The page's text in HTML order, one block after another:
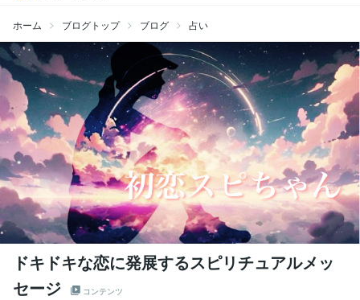
ホーム ブログトップ ブログ 占い
ドキドキな恋に発展するスピリチュアルメッ
セージ
コンテンツ